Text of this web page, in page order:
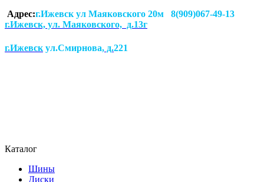
Адрес:г.Ижевск ул Маяковского 20м 8(909)067-49-13
г.Ижевск, ул. Маяковского, д.13г
г.Ижевск ул.Смирнова, д.221
Каталог
Шины
Диски